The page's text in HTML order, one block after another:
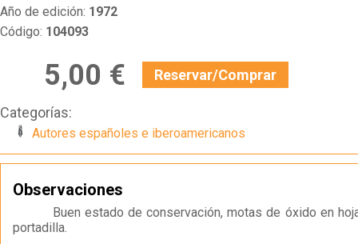
Año de edición: 1972
Código: 104093
5,00 € Reservar/Comprar
Categorías:
Autores españoles e iberoamericanos
Observaciones
Buen estado de conservación, motas de óxido en
portadilla.